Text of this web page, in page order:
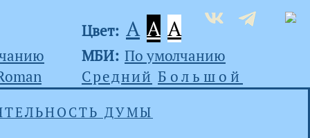
Цвет: A A A
МБИ: По умолчанию
Средний Большой
ДУМЫ